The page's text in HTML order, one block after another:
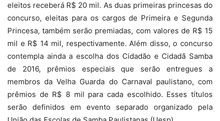
eleitos receberá R$ 20 mil. As duas primeiras princesas do
concurso, eleitas para os cargos de Primeira e Segunda
Princesa, também serão premiadas, com valores de R$ 15
mil e R$ 14 mil, respectivamente. Além disso, o concurso
contempla ainda a escolha dos Cidadão e Cidadã Samba
de 2016, prêmios especiais que serão entregues a
membros da Velha Guarda do Carnaval paulistano, com
prêmios de R$ 8 mil para cada escolhido. Esses títulos
serão definidos em evento separado organizado pela